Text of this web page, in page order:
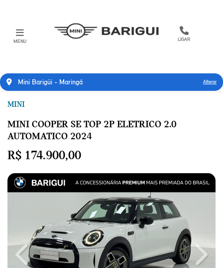
MENU LIGAR
Mini Barigüi - Maringá Alterar
MINI
MINI COOPER SE TOP 2P ELETRICO 2.0
AUTOMATICO 2024
R$ 174.900,00
Previous Next